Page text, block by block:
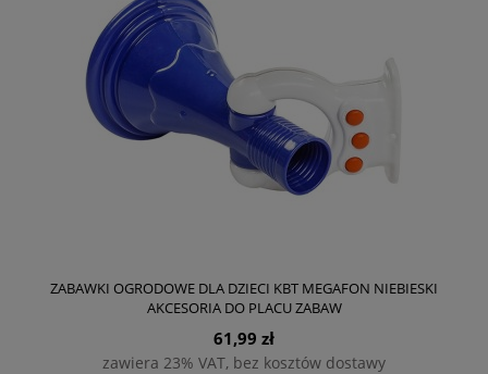
ZABAWKI OGRODOWE DLA DZIECI KBT MEGAFON NIEBIESKI
AKCESORIA DO PLACU ZABAW
61,99 zł
zawiera 23% VAT, bez kosztów dostawy